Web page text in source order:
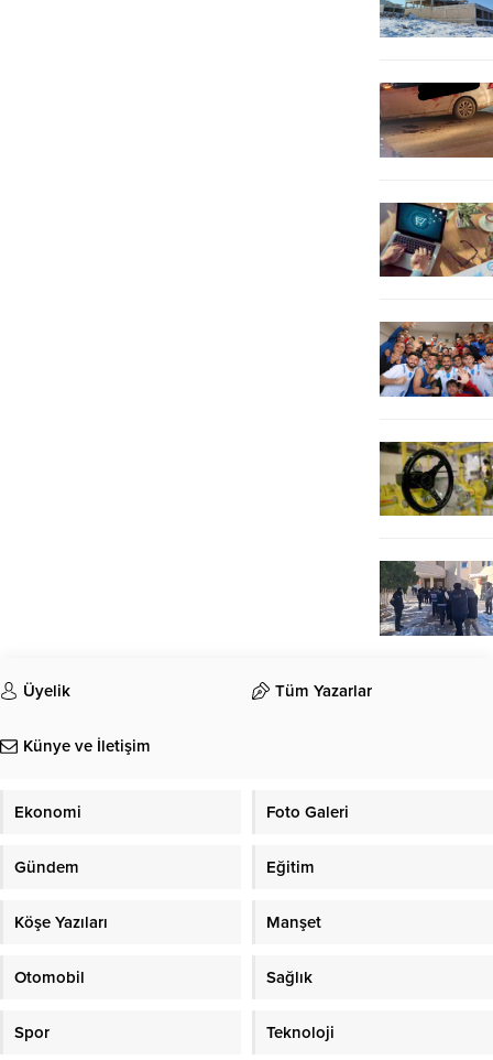
Üyelik Tüm Yazarlar
Künye ve İletişim
Ekonomi Foto Galeri
Gündem Eğitim
Köşe Yazıları Manşet
Otomobil Sağlık
Spor Teknoloji